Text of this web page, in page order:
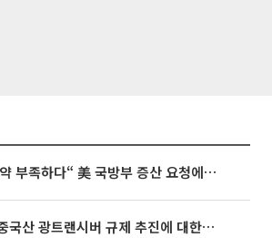
[특징주] “탄약 부족하다“ 美 국방부 증산 요청에⋯국내 방산주 급등세
[특징주] 美 중국산 광트랜시버 규제 추진에 대한광통신 등 광통신株 강세